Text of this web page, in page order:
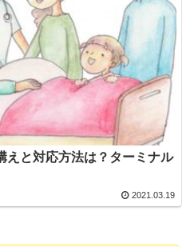
えと対応方法は？ターミナル
2021.03.19